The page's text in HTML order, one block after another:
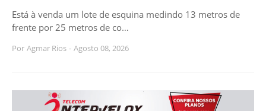
Está à venda um lote de esquina medindo 13 metros de
frente por 25 metros de co…
Por Agmar Rios - Agosto 08, 2026